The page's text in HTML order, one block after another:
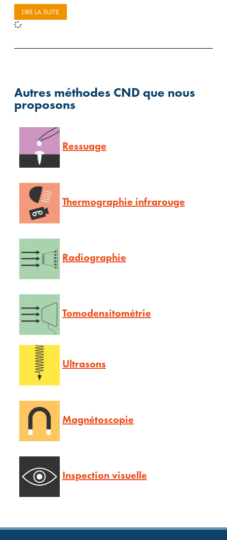
LIRE LA SUITE
Autres méthodes CND que nous
proposons
Ressuage
Thermographie infrarouge
Radiographie
Tomodensitométrie
Ultrasons
Magnétoscopie
Inspection visuelle